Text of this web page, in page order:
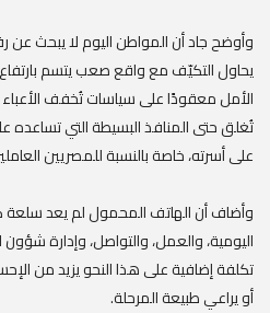
وأوضح جاد أن المواطن اليوم لا يبحث عن
يحاول التكيّف مع واقع صعب يتسم
الأمل معقودًا على سياسات تُخفف الأعباء
تُغلق حتى المنافذ البسيطة التي تساعده
على أسرته، خاصة بالنسبة للمصريين
وأضاف أن الهاتف المحمول لم يعد سلعة
اليومية، والعمل، والتواصل، وإدارة
تكلفة إضافية على هذا النحو يزيد من
أو يراعي طبيعة المرحلة.